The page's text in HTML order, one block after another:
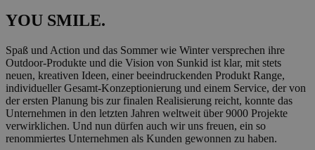
YOU SMILE.
Spaß und Action und das Sommer wie Winter versprechen ihre
Outdoor-Produkte und die Vision von Sunkid ist klar, mit stets
neuen, kreativen Ideen, einer beeindruckenden Produkt Range,
individueller Gesamt-Konzeptionierung und einem Service, der von
der ersten Planung bis zur finalen Realisierung reicht, konnte das
Unternehmen in den letzten Jahren weltweit über 9000 Projekte
verwirklichen. Und nun dürfen auch wir uns freuen, ein so
renommiertes Unternehmen als Kunden gewonnen zu haben.